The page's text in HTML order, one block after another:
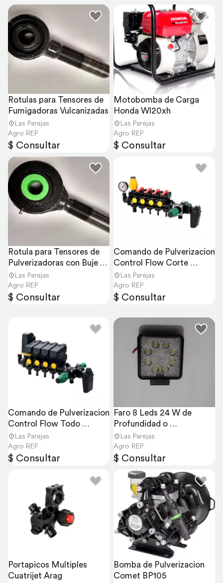
Rotulas para Tensores de
Fumigadoras Vulcanizadas
Las Parejas
Agro REP
$ Consultar
Motobomba de Carga
Honda Wl20xh
Las Parejas
Agro REP
$ Consultar
Rotula para Tensores de
Pulverizadoras con Buje de
Grillon
Las Parejas
Agro REP
$ Consultar
Comando de Pulverizacion
Control Flow Corte
Electrico
Las Parejas
Agro REP
$ Consultar
Comando de Pulverizacion
Control Flow Todo
Electrico
Las Parejas
Agro REP
$ Consultar
Faro 8 Leds 24 W de
Profundidad o
Desparrame
Las Parejas
Agro REP
$ Consultar
Portapicos Multiples
Cuatrijet Arag
Bomba de Pulverizacion
Comet BP105